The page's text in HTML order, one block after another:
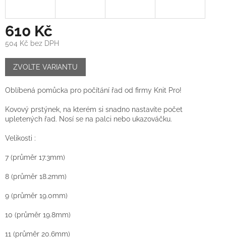
610 Kč
504 Kč bez DPH
Měrná
cena:
ZVOLTE VARIANTU
Oblíbená pomůcka pro počítání řad od firmy Knit Pro!
Kovový prstýnek, na kterém si snadno nastavíte počet
upletených řad. Nosí se na palci nebo ukazováčku.
Velikosti :
7 (průměr 17.3mm)
8 (průměr 18.2mm)
9 (průměr 19.0mm)
10 (průměr 19.8mm)
11 (průměr 20.6mm)